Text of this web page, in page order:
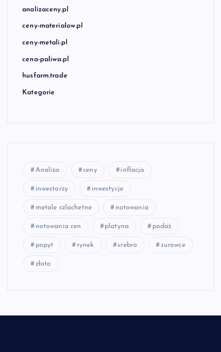
analizaceny.pl
ceny-materialow.pl
ceny-metali.pl
cena-paliwa.pl
husfarm.trade
Kategorie
Analiza ceny inflacja
inwestorzy inwestycje
metale szlachetne notowania
notowania cen platyna podaż
popyt rynek srebro surowce
złoto